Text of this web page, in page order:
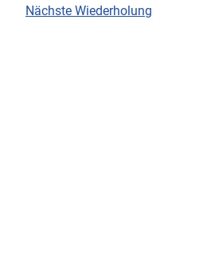
Nächste Wiederholung